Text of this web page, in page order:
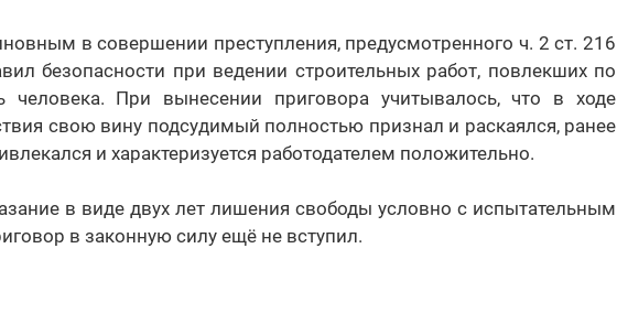
в совершении преступления, предусмотренного ч. 2 ст. 216
безопасности при ведении строительных работ, повлекших по
человека. При вынесении приговора учитывалось, что в ходе
свою вину подсудимый полностью признал и раскаялся, ранее
и характеризуется работодателем положительно.
в виде двух лет лишения свободы условно с испытательным
в законную силу ещё не вступил.